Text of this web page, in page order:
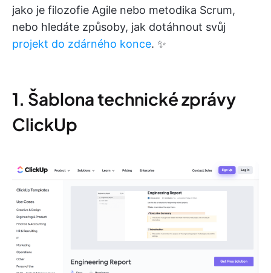
jako je filozofie Agile nebo metodika Scrum,
nebo hledáte způsoby, jak dotáhnout svůj
projekt do zdárného konce. ✨
1. Šablona technické zprávy
ClickUp